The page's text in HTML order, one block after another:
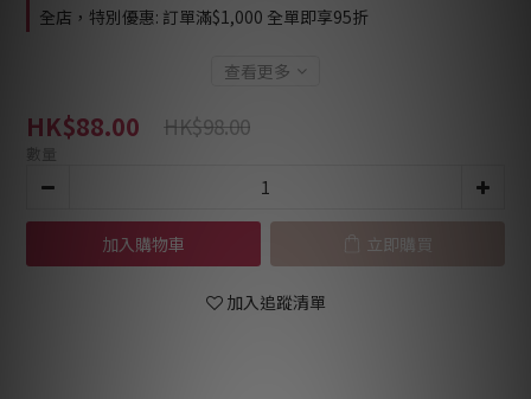
全店，特別優惠: 訂單滿$1,000 全單即享95折
查看更多
HK$88.00 HK$98.00
加入購物車 立即購買
加入追蹤清單